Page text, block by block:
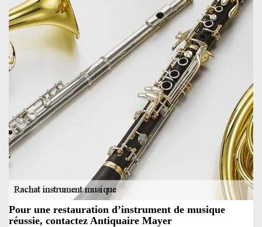
Pour une restauration d’instrument de musique
réussie, contactez Antiquaire Mayer